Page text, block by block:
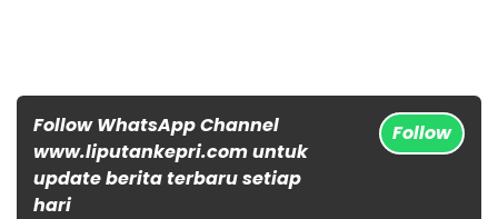
Follow WhatsApp Channel
www.liputankepri.com untuk
update berita terbaru setiap
hari
Follow